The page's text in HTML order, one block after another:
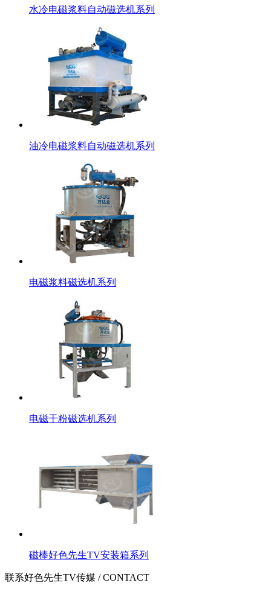
水冷电磁浆料自动磁选机系列
油冷电磁浆料自动磁选机系列
电磁浆料磁选机系列
电磁干粉磁选机系列
磁棒好色先生TV安装箱系列
联系好色先生TV传媒 / CONTACT